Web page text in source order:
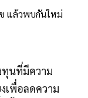
แล้วพบกันใหม่
นที่มีความ
เพื่อลดความ